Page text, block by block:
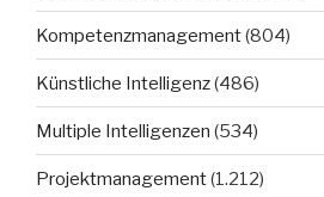
Kompetenzmanagement(804)
Künstliche Intelligenz(486)
Multiple Intelligenzen (534)
Projektmanagement(1.212)